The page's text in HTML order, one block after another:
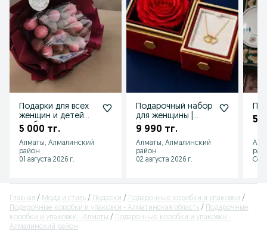
Подарки для всех
женщин и детей
Клубника в
5 000 тг.
Алматы, Алмалинский
район
01 августа 2026 г.
Подарочный набор
для женщины |
Колье, роза и
9 990 тг.
Алматы, Алмалинский
район
02 августа 2026 г.
5
Главная Мода и стиль Подарки
Подарочные коробки и упаковки
Подарочные коробки и упаковки - Алматинская область
Подарочные
коробки и упаковки - Алматы
Подарочные коробки и упаковки -
Алмалинский район